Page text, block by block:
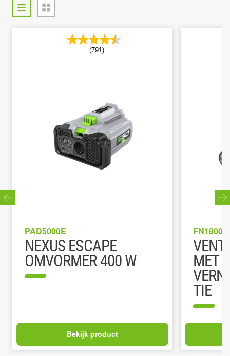
(791)
PAD5000E
NEXUS ESCAPE
OMVORMER 400 W
Bekijk product
FN1800E
MET
TIE